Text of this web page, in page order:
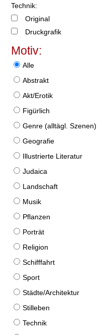
Technik:
Original
Druckgrafik
Motiv:
Alle
Abstrakt
Akt/Erotik
Figürlich
Genre (alltägl. Szenen)
Geografie
Illustrierte Literatur
Judaica
Landschaft
Musik
Pflanzen
Porträt
Religion
Schifffahrt
Sport
Städte/Architektur
Stilleben
Technik